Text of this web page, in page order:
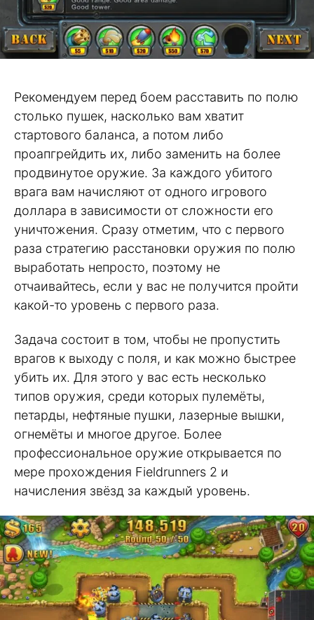
Рекомендуем перед боем расставить по полю
столько пушек, насколько вам хватит
стартового баланса, а потом либо
проапгрейдить их, либо заменить на более
продвинутое оружие. За каждого убитого
врага вам начисляют от одного игрового
доллара в зависимости от сложности его
уничтожения. Сразу отметим, что с первого
раза стратегию расстановки оружия по полю
выработать непросто, поэтому не
отчаивайтесь, если у вас не получится пройти
какой-то уровень с первого раза.
Задача состоит в том, чтобы не пропустить
врагов к выходу с поля, и как можно быстрее
убить их. Для этого у вас есть несколько
типов оружия, среди которых пулемёты,
петарды, нефтяные пушки, лазерные вышки,
огнемёты и многое другое. Более
профессиональное оружие открывается по
мере прохождения Fieldrunners 2 и
начисления звёзд за каждый уровень.